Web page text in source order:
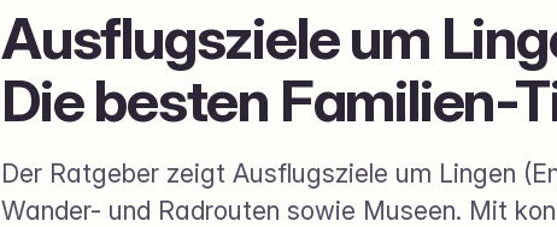
Ausflugsziele um
Die besten Familien-
Der Ratgeber zeigt Ausflugsziele um Lingen
Wander- und Radrouten sowie Museen. Mit